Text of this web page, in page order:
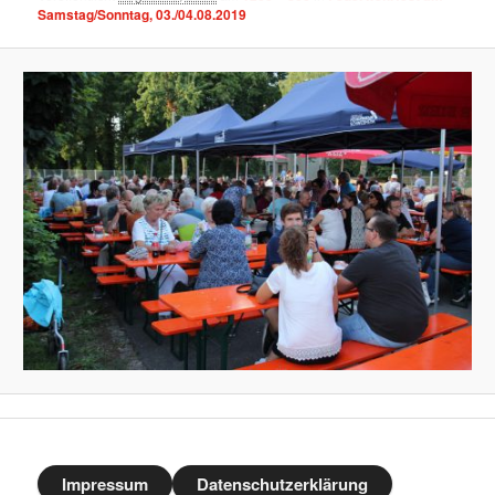
Samstag/Sonntag, 03./04.08.2019
Impressum Datenschutzerklärung